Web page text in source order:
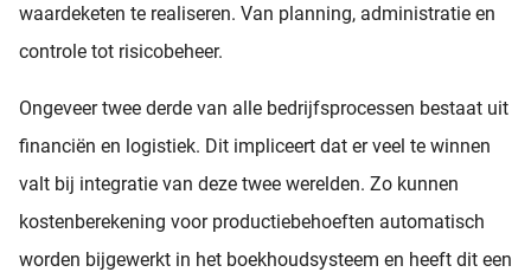
waardeketen te realiseren. Van planning, administratie en
controle tot risicobeheer.
Ongeveer twee derde van alle bedrijfsprocessen bestaat uit
financiën en logistiek. Dit impliceert dat er veel te winnen
valt bij integratie van deze twee werelden. Zo kunnen
kostenberekening voor productiebehoeften automatisch
worden bijgewerkt in het boekhoudsysteem en heeft dit een